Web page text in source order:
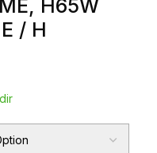
H65W
/ H